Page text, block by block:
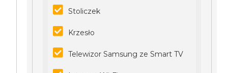
Stoliczek
Krzesło
Telewizor Samsung ze Smart TV